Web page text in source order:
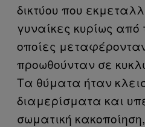
δικτύου που
γυναίκες κυρίως από
οποίες
προωθούνταν σε
Τα θύματα ήταν
διαμερίσματα και
σωματική